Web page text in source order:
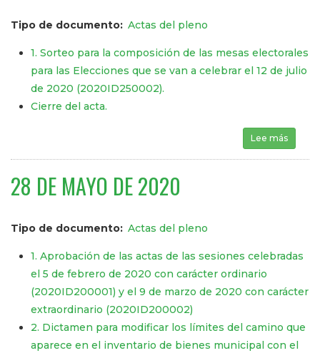
Tipo de documento Actas del pleno
1. Sorteo para la composición de las mesas electorales
para las Elecciones que se van a celebrar el 12 de julio
de 2020 (2020ID250002).
Cierre del acta.
Lee más
28 DE MAYO DE 2020
Tipo de documento Actas del pleno
1. Aprobación de las actas de las sesiones celebradas
el 5 de febrero de 2020 con carácter ordinario
(2020ID200001) y el 9 de marzo de 2020 con carácter
extraordinario (2020ID200002)
2. Dictamen para modificar los límites del camino que
aparece en el inventario de bienes municipal con el